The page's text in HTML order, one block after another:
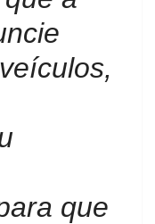
que